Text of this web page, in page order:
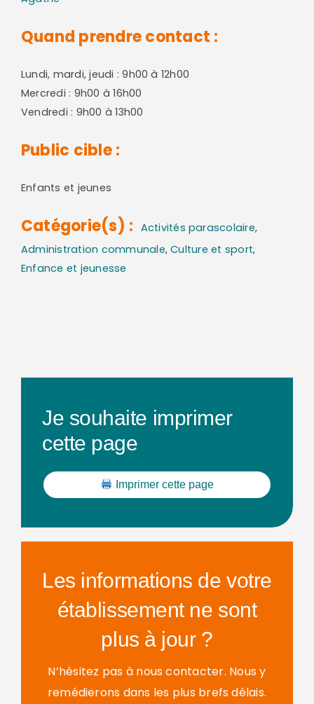
Quand prendre contact :
Lundi, mardi, jeudi : 9h00 à 12h00
Mercredi : 9h00 à 16h00
Vendredi : 9h00 à 13h00
Public cible :
Enfants et jeunes
Catégorie(s) : Activités parascolaire,
Administration communale,Culture et sport,
Enfance et jeunesse
Je souhaite imprimer
cette page
Imprimer cette page
Les informations de votre
établissement ne sont
plus à jour ?
N’hésitez pas à nous contacter. Nous y
remédierons dans les plus brefs délais.